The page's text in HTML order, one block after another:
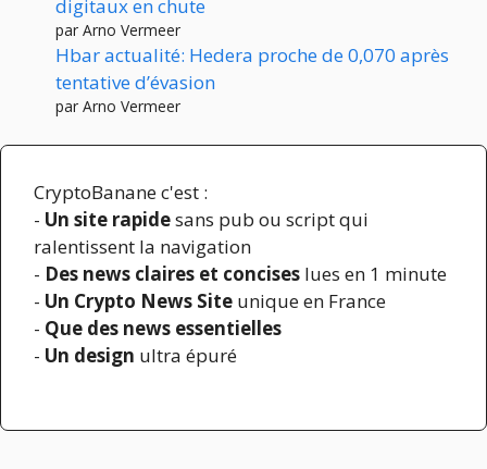
digitaux en chute
par Arno Vermeer
Hbar actualité: Hedera proche de 0,070 après
tentative d’évasion
par Arno Vermeer
CryptoBanane c'est :
- Un site rapidesans pub ou script qui
ralentissent la navigation
- Des news claires et concises lues en 1 minute
- Un Crypto News Site unique en France
- Que des news essentielles
- Un design ultra épuré